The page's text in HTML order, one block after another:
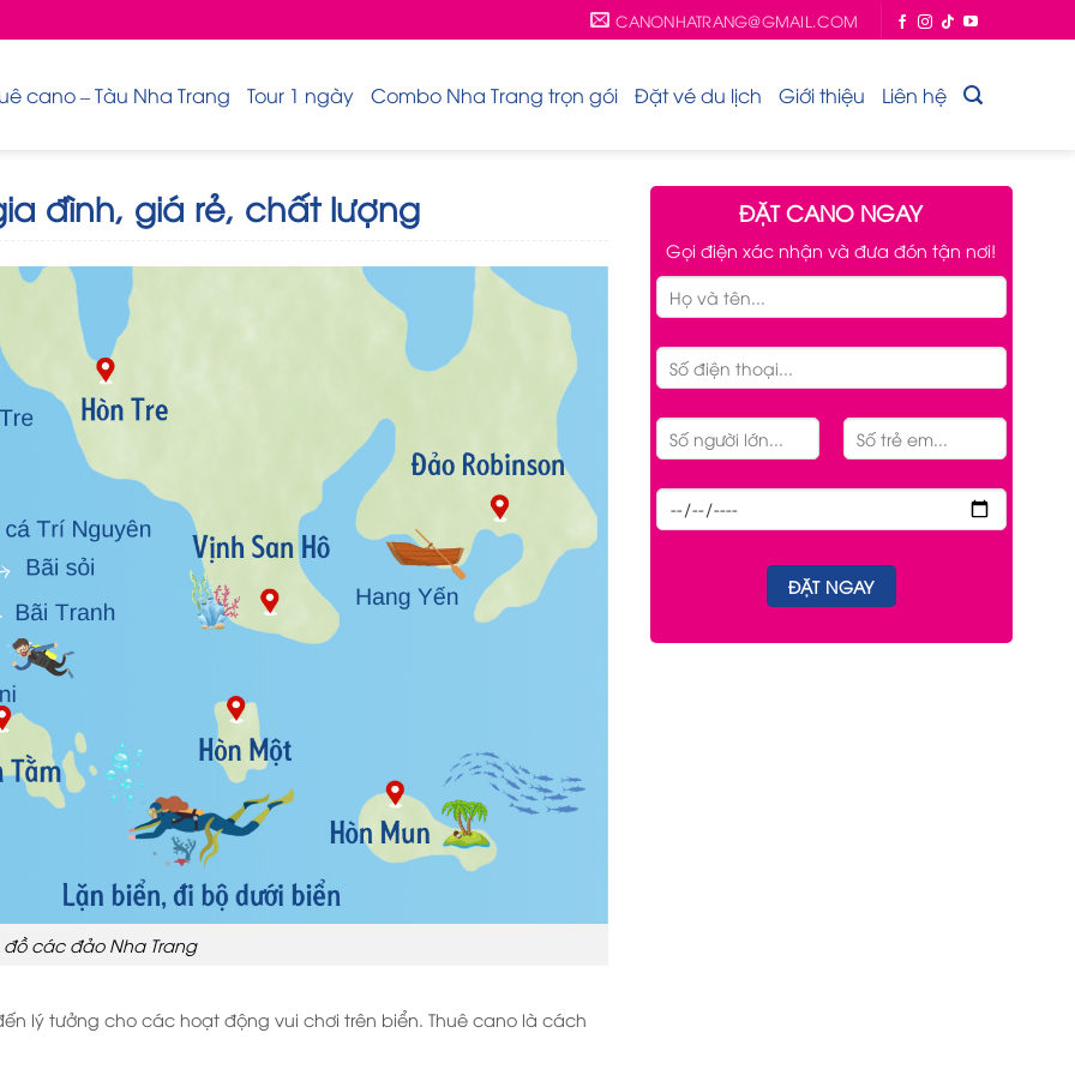
CANONHATRANG@GMAIL.COM
cano – Tàu Nha Trang Tour 1 ngày Combo Nha Trang trọn gói Đặt vé du lịch Giới thiệu Liên hệ
đình, giá rẻ, chất lượng
đồ các đảo Nha Trang
lý tưởng cho các hoạt động vui chơi trên biển. Thuê cano là cách
ĐẶT CANO NGAY
Gọi điện xác nhận và đưa đón tận nơi!